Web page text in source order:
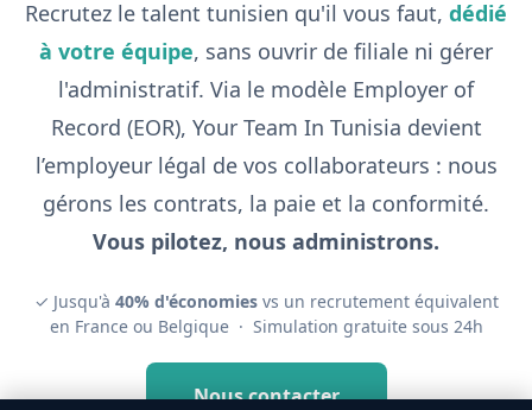
Recrutez le talent tunisien qu'il vous faut, dédié
à votre équipe, sans ouvrir de filiale ni gérer
l'administratif. Via le modèle Employer of
Record (EOR), Your Team In Tunisia devient
l’employeur légal de vos collaborateurs : nous
gérons les contrats, la paie et la conformité.
Vous pilotez, nous administrons.
✓ Jusqu'à 40% d'économiesvs un recrutement équivalent
en France ou Belgique · Simulation gratuite sous 24h
Nous contacter